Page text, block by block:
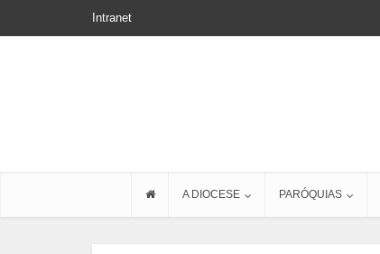
Intranet
A DIOCESE PARÓQUIAS